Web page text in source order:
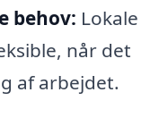
behov: Lokale
når det
af arbejdet.